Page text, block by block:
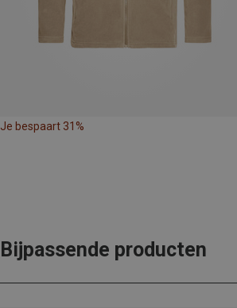
Je bespaart 31%
Bijpassende producten